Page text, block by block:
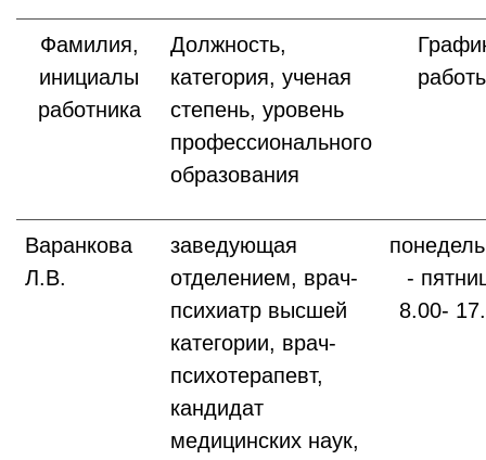
Фамилия,
инициалы
работника
Должность,
категория, ученая
степень, уровень
профессионального
образования
Варанкова
Л.В.
заведующая
отделением, врач-
психиатр высшей
категории, врач-
психотерапевт,
кандидат
медицинских наук,
-
8.00-